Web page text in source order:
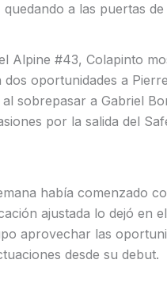
quedando a las puertas
Alpine #43, Colapinto
dos oportunidades a
sobrepasar a Gabriel
por la salida del
había comenzado
ajustada lo dejó en
aprovechar las
desde su debut.